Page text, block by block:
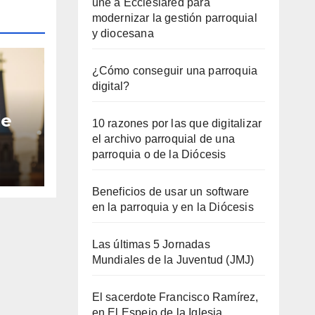
a
une a Ecclesiared para
modernizar la gestión parroquial
y diocesana
¿Cómo conseguir una parroquia
digital?
10 razones por las que digitalizar
el archivo parroquial de una
parroquia o de la Diócesis
Beneficios de usar un software
en la parroquia y en la Diócesis
Las últimas 5 Jornadas
Mundiales de la Juventud (JMJ)
El sacerdote Francisco Ramírez,
en El Espejo de la Iglesia